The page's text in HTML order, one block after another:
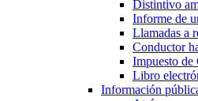
Distintivo
Informe de
Llamadas a
Conductor
Impuesto
Libro
Información